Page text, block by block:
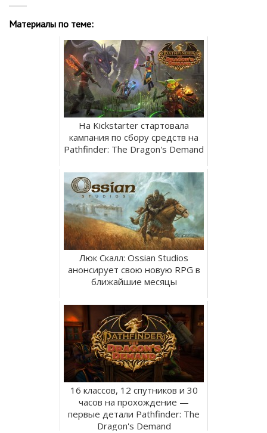
Материалы по теме:
На Kickstarter стартовала
кампания по сбору средств на
Pathfinder: The Dragon's Demand
Люк Скалл: Ossian Studios
анонсирует свою новую RPG в
ближайшие месяцы
16 классов, 12 спутников и 30
часов на прохождение —
первые детали Pathfinder: The
Dragon's Demand